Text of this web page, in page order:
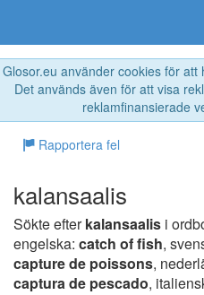
Glosor.eu använder cookies för
Det används även för att visa
reklamfinansierade
Rapportera fel
kalansaalis
Sökte efterkalansaalis i
engelska: catch of fish,
capture de poissons,
captura de pescado,